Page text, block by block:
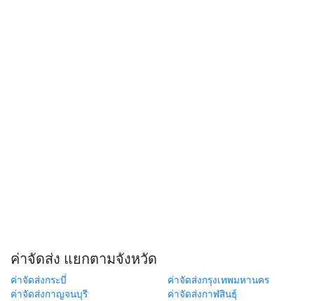
ค่าจัดส่ง แยกตามจังหวัด
ค่าจัดส่งกระบี่
ค่าจัดส่งกรุงเทพมหานคร
ค่าจัดส่งกาญจนบุรี
ค่าจัดส่งกาฬสินธุ์